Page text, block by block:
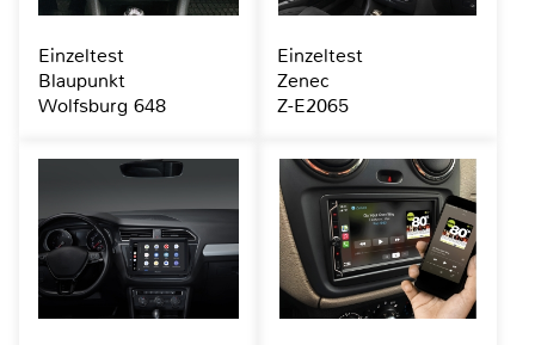
Einzeltest
Blaupunkt
Wolfsburg 648
Einzeltest
Zenec
Z-E2065